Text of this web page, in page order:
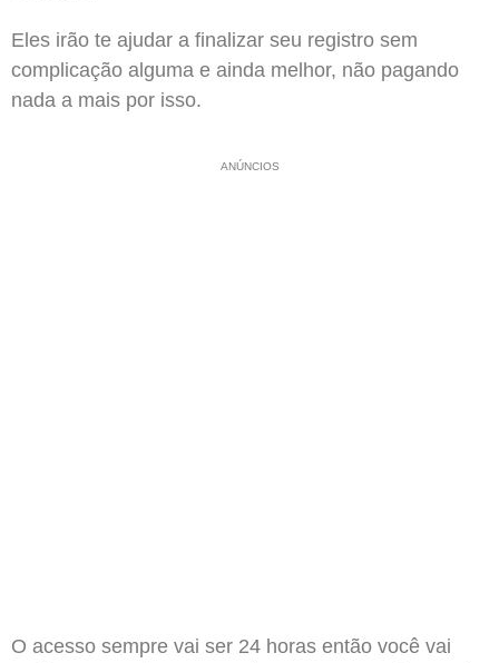
Eles irão te ajudar a finalizar seu registro sem
complicação alguma e ainda melhor, não pagando
nada a mais por isso.
ANÚNCIOS
O acesso sempre vai ser 24 horas então você vai